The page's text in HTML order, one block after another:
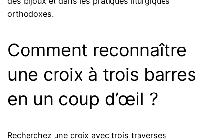
orthodoxes.
Comment reconnaître
une croix à trois barres
en un coup d’œil ?
Recherchez une croix avec trois traverses